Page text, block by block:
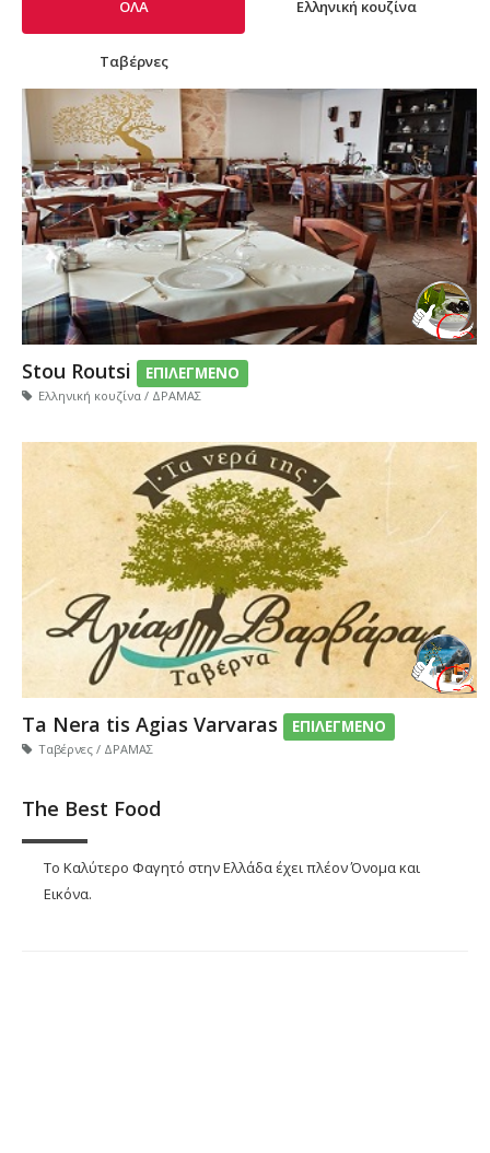
ΟΛΑ Ελληνική κουζίνα
Ταβέρνες
Stou Routsi ΕΠΙΛΕΓΜΕΝΟ
Ελληνική κουζίνα / ΔΡΑΜΑΣ
Ta Nera tis Agias Varvaras ΕΠΙΛΕΓΜΕΝΟ
Ταβέρνες / ΔΡΑΜΑΣ
The Best Food
Το Καλύτερο Φαγητό στην Ελλάδα έχει πλέον Όνομα και
Εικόνα.